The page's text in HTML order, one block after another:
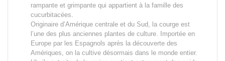
rampante et grimpante qui appartient à la famille des
cucurbitacées.
Originaire d’Amérique centrale et du Sud, la courge est
l’une des plus anciennes plantes de culture. Importée en
Europe par les Espagnols après la découverte des
Amériques, on la cultive désormais dans le monde entier.